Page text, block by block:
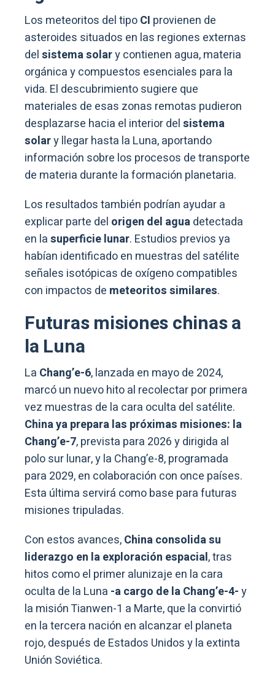
Los meteoritos del tipoCI provienen de
asteroides situados en las regiones externas
delsistema solary contienen agua, materia
orgánica y compuestos esenciales para la
vida. El descubrimiento sugiere que
materiales de esas zonas remotas pudieron
desplazarse hacia el interior delsistema
solary llegar hasta la Luna, aportando
información sobre los procesos de transporte
de materia durante la formación planetaria.
Los resultados también podrían ayudar a
explicar parte del origen del aguadetectada
en lasuperficie lunar. Estudios previos ya
habían identificado en muestras del satélite
señales isotópicas de oxígeno compatibles
con impactos de meteoritos similares.
Futuras misiones chinas a
la Luna
La Chang’e-6, lanzada en mayo de 2024,
marcó un nuevo hito al recolectar por primera
vez muestras de la cara oculta del satélite.
China ya prepara las próximas misiones: la
Chang’e-7, prevista para 2026 y dirigida al
polo sur lunar, y la Chang’e-8, programada
para 2029, en colaboración con once países.
Esta última servirá como base para futuras
misiones tripuladas.
Con estos avances,China consolida su
liderazgo en la exploración espacial, tras
hitos como el primer alunizaje en la cara
oculta de la Luna -a cargo de la Chang’e-4-y
la misión Tianwen-1 a Marte, que la convirtió
en la tercera nación en alcanzar el planeta
rojo, después de Estados Unidos y la extinta
Unión Soviética.